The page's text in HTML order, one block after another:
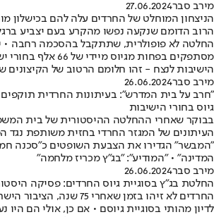
מירב סבר27.06.2024
הניצחון המוחלט של החרדים עלה להם בכישלון
הרוב הדומם שנקעה נפשו מהקרע בעם יצביע
החלטה לא פופולרית, שתתקבל בהסכמה רחבה •
מסתפקים בפחות מגיוס
הישיבות לנצח - זהו חלומם הרטוב של הקיצונים
מירב סבר26.06.2024
"חרב על בית המדרש": בעיתונות החרדית
גיוס בחורי הישיבות
בבוקר שאחרי ההחלטה ההיסטורית של בית
העיתונים של המגזר החרדי בחזית משותפת נגד
"המבשר" הגדירו את הצבעת השופטים כ"סכנה
המדינה" • "המודיע": "בג"ץ מכריז מלחמה"
מירב סבר26.06.2024
החלטת בג"ץ בסוגיית גיוס החרדים: פסיקה
החרדים לא זיהו בזמן שאחרי 75
לדיון מהותי בסוגיית גיוסם • אם כן, אולי הם